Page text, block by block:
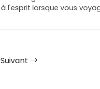
l'esprit lorsque vous
Suivant